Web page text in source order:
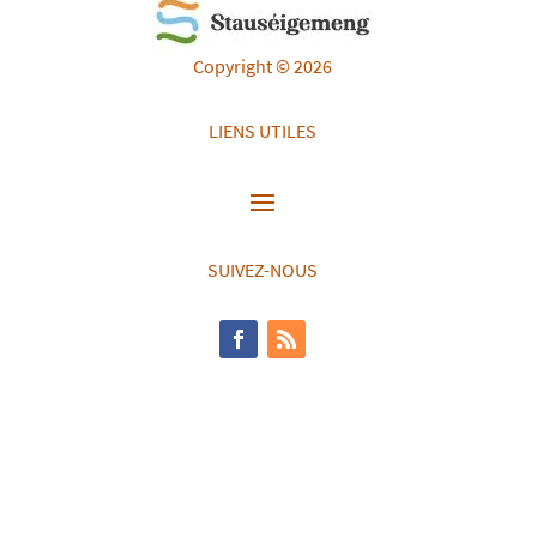
Copyright © 2026
LIENS UTILES
SUIVEZ-NOUS